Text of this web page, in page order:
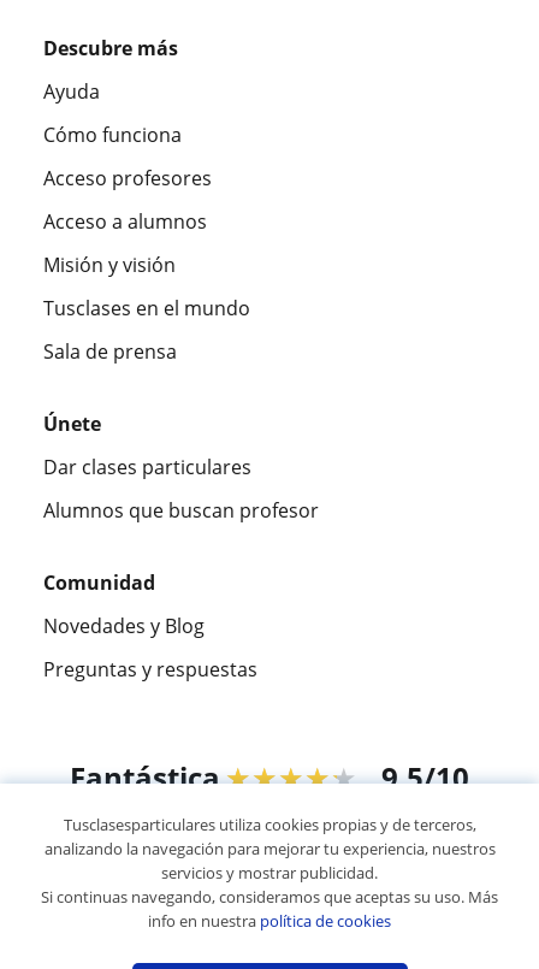
Descubre más
Ayuda
Cómo funciona
Acceso profesores
Acceso a alumnos
Misión y visión
Tusclases en el mundo
Sala de prensa
Únete
Dar clases particulares
Alumnos que buscan profesor
Comunidad
Novedades y Blog
Preguntas y respuestas
Fantástica★★★★★ 9,5/10
305826opiniones de alumnos
© 2007 - 2026 Tusclasesparticulares.com.ec
Tusclasesparticulares utiliza cookies propias y de terceros,
analizando la navegación para mejorar tu experiencia, nuestros
servicios y mostrar publicidad.
Si continuas navegando, consideramos que aceptas su uso. Más
info en nuestra política de cookies